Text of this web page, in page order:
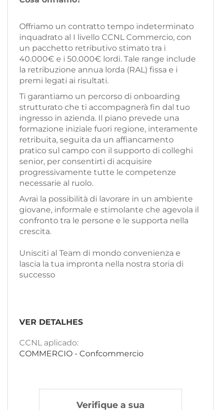
Offriamo un contratto tempo indeterminato
inquadrato al I livello CCNL Commercio, con
un pacchetto retributivo stimato tra i
40.000€ e i 50.000€ lordi. Tale range include
la retribuzione annua lorda (RAL) fissa e i
premi legati ai risultati.
Ti garantiamo un percorso di onboarding
strutturato che ti accompagnerà fin dal tuo
ingresso in azienda. Il piano prevede una
formazione iniziale fuori regione, interamente
retribuita, seguita da un affiancamento
pratico sul campo con il supporto di colleghi
senior, per consentirti di acquisire
progressivamente tutte le competenze
necessarie al ruolo.
Avrai la possibilità di lavorare in un ambiente
giovane, informale e stimolante che agevola il
confronto tra le persone e le supporta nella
crescita.
Unisciti al Team di mondo convenienza e
lascia la tua impronta nella nostra storia di
successo
VER DETALHES
CCNL aplicado:
COMMERCIO - Confcommercio
Verifique a sua